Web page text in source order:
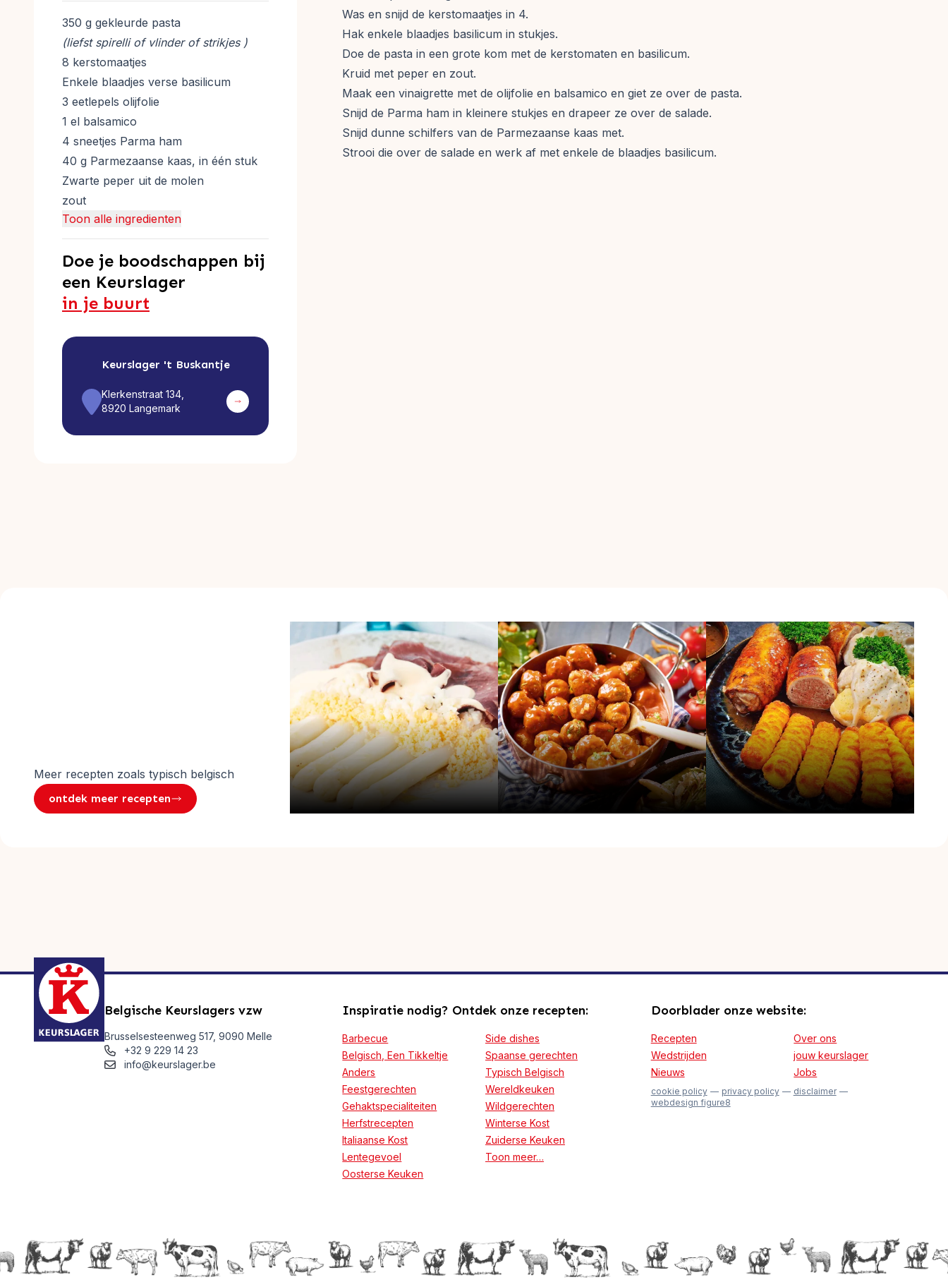
350 g gekleurde pasta
(liefst spirelli of vlinder of strikjes )
8 kerstomaatjes
Enkele blaadjes verse basilicum
3 eetlepels olijfolie
1 el balsamico
4 sneetjes Parma ham
40 g Parmezaanse kaas, in één stuk
Zwarte peper uit de molen
zout
Toon alle ingredienten
Doe je boodschappen bij
een Keurslager
in je buurt
Keurslager 't Buskantje
Klerkenstraat 134,
8920 Langemark
Was en snijd de kerstomaatjes in 4.
Hak enkele blaadjes basilicum in stukjes.
Doe de pasta in een grote kom met de kerstomaten en basilicum.
Kruid met peper en zout.
Maak een vinaigrette met de olijfolie en balsamico en giet ze over de pasta.
Snijd de Parma ham in kleinere stukjes en drapeer ze over de salade.
Snijd dunne schilfers van de Parmezaanse kaas met.
Strooi die over de salade en werk af met enkele de blaadjes basilicum.
Meer recepten zoals typisch belgisch
ontdek meer recepten
Belgische Keurslagers vzw
Brusselsesteenweg 517, 9090 Melle
+32 9 229 14 23
info@keurslager.be
Inspiratie nodig? Ontdek onze recepten:
Barbecue
Belgisch, Een Tikkeltje
Anders
Feestgerechten
Gehaktspecialiteiten
Herfstrecepten
Italiaanse Kost
Lentegevoel
Oosterse Keuken
Side dishes
Spaanse gerechten
Typisch Belgisch
Wereldkeuken
Wildgerechten
Winterse Kost
Zuiderse Keuken
Toon meer…
Doorblader onze website:
Recepten
Wedstrijden
Nieuws
Over ons
jouw keurslager
Jobs
cookie policy privacy policy
disclaimer
webdesign figure8